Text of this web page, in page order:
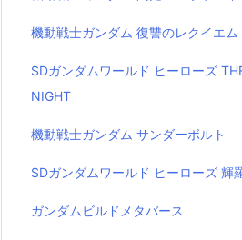
機動戦士ガンダム 復讐のレクイエム
SDガンダムワールド ヒーローズ
NIGHT
機動戦士ガンダム サンダーボルト
SDガンダムワールド ヒーローズ 輝
ガンダムビルドメタバース